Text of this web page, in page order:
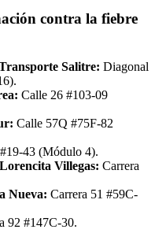
contra la fiebre
Salitre: Diagonal
Calle 26 #103-09
Calle 57Q #75F-82
43 (Módulo 4).
Villegas: Carrera
Nueva: Carrera 51 #59C-
92 #147C-30.